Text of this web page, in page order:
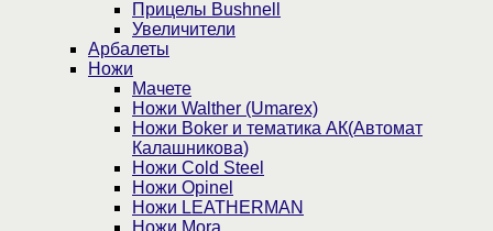
Прицелы Bushnell
Увеличители
Арбалеты
Ножи
Мачете
Ножи Walther (Umarex)
Ножи Boker и тематика АК(Автомат
Калашникова)
Ножи Cold Steel
Ножи Opinel
Ножи LEATHERMAN